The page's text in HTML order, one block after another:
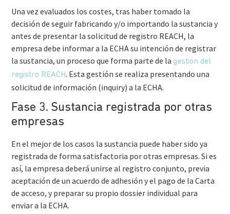
Una vez evaluados los costes, tras haber tomado la
decisión de seguir fabricando y/o importando la sustancia y
antes de presentar la solicitud de registro REACH, la
empresa debe informar a la ECHA su intención de registrar
la sustancia, un proceso que forma parte de lagestión del
registro REACH. Esta gestión se realiza presentando una
solicitud de información (inquiry) a la ECHA.
Fase 3. Sustancia registrada por otras
empresas
En el mejor de los casos la sustancia puede haber sido ya
registrada de forma satisfactoria por otras empresas. Si es
así, la empresa deberá unirse al registro conjunto, previa
aceptación de un acuerdo de adhesión y el pago de la Carta
de acceso, y preparar su propio dossier individual para
enviar a la ECHA.